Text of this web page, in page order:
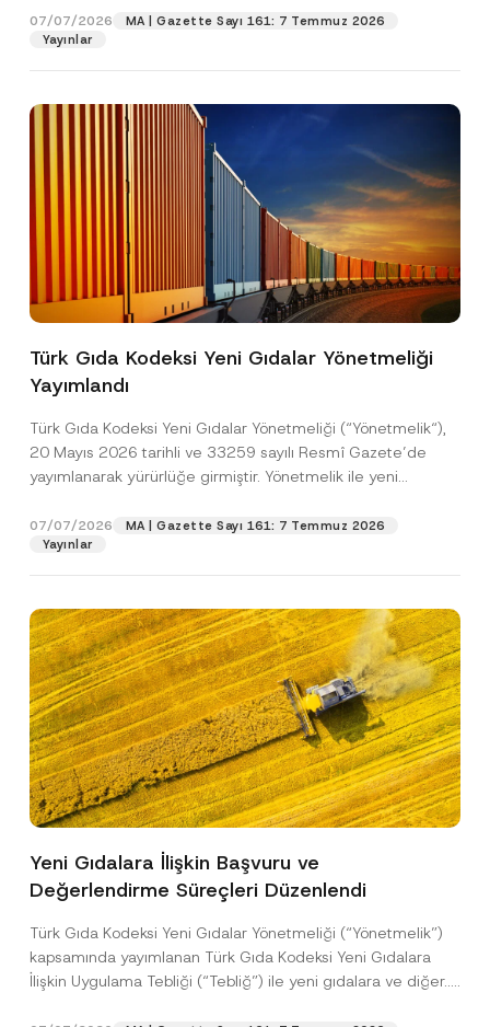
07/07/2026
MA | Gazette Sayı 161: 7 Temmuz 2026
Yayınlar
Türk Gıda Kodeksi Yeni Gıdalar Yönetmeliği
Yayımlandı
Türk Gıda Kodeksi Yeni Gıdalar Yönetmeliği (“Yönetmelik“),
20 Mayıs 2026 tarihli ve 33259 sayılı Resmî Gazete’de
yayımlanarak yürürlüğe girmiştir. Yönetmelik ile yeni
07/07/2026
MA | Gazette Sayı 161: 7 Temmuz 2026
Yayınlar
Yeni Gıdalara İlişkin Başvuru ve
Değerlendirme Süreçleri Düzenlendi
Türk Gıda Kodeksi Yeni Gıdalar Yönetmeliği (“Yönetmelik”)
kapsamında yayımlanan Türk Gıda Kodeksi Yeni Gıdalara
İlişkin Uygulama Tebliği (“Tebliğ”) ile yeni gıdalara ve diğer...
Pozisyon
E-Posta Adresi
Telefon Numarası
P
i
v
a
c
o
t
c
*
Bu iletişim formu aracılığıyla sağlanan kişisel
anladım.
N
m
r
a
s
e
l
e
f
o
n
A
p
o
v
*
Bu iletişim formunu göndererek,aydınlatma
metninde açıklanan şekilde kişisel verilerimin